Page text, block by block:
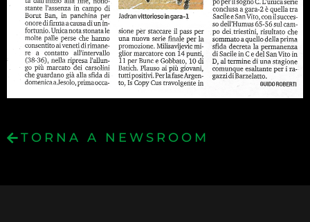
TORNA A NEWSROOM